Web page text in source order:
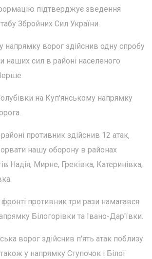
підтверджує зведення
Збройних Сил України.
напрямку ворог здійснив одну спробу
наших сил в районі населеного
на Куп'янському напрямку
противник здійснив 12 атак,
нашу оборону в районах
Надія, Мирне, Греківка, Катеринівка,
противник три рази намагався
Білогорівки та Івано-Дар'ївки.
ворог здійснив п'ять атак поблизу
у напрямку Ступочок і Білої